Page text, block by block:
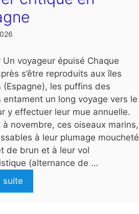
Un voyageur épuisé Chaque
s’être reproduits aux îles
(Espagne), les puffins des
entament un long voyage vers le
y effectuer leur mue annuelle.
à novembre, ces oiseaux marins,
à leur plumage moucheté
de brun et à leur vol
(alternance de …
suite